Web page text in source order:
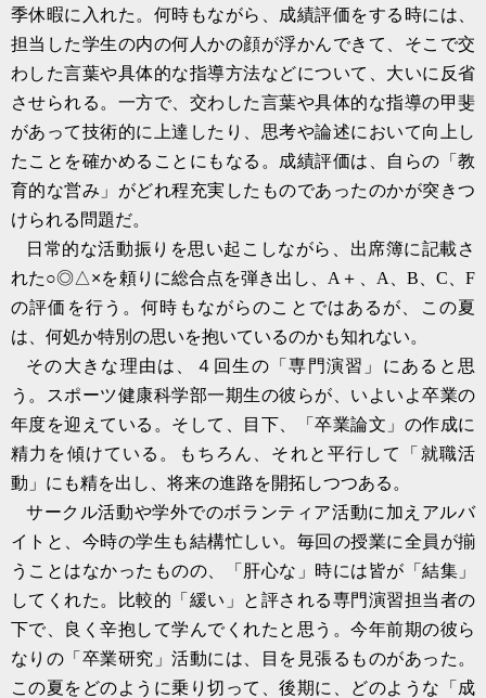
季休暇に入れた。何時もながら、成績評価をする時には、
担当した学生の内の何人かの顔が浮かんできて、そこで交
わした言葉や具体的な指導方法などについて、大いに反省
させられる。一方で、交わした言葉や具体的な指導の甲斐
があって技術的に上達したり、思考や論述において向上し
たことを確かめることにもなる。成績評価は、自らの「教
育的な営み」がどれ程充実したものであったのかが突きつ
けられる問題だ。
日常的な活動振りを思い起こしながら、出席簿に記載さ
れた○◎△×を頼りに総合点を弾き出し、 A ＋、 A B C 、F
の評価を行う。何時もながらのことではあるが、この夏
は、何処か特別の思いを抱いているのかも知れない。
その大きな理由は、４回生の「専門演習」にあると思
う。スポーツ健康科学部一期生の彼らが、いよいよ卒業の
年度を迎えている。そして、目下、「卒業論文」の作成に
精力を傾けている。もちろん、それと平行して「就職活
動」にも精を出し、将来の進路を開拓しつつある。
サークル活動や学外でのボランティア活動に加えアルバ
イトと、今時の学生も結構忙しい。毎回の授業に全員が揃
うことはなかったものの、「肝心な」時には皆が「結集」
してくれた。比較的「緩い」と評される専門演習担当者の
下で、良く辛抱して学んでくれたと思う。今年前期の彼ら
なりの「卒業研究」活動には、目を見張るものがあった。
この夏をどのように乗り切って、後期に、どのような「成